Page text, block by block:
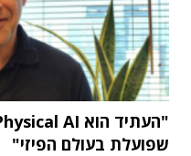
שפועלת בעולם הפיזי"